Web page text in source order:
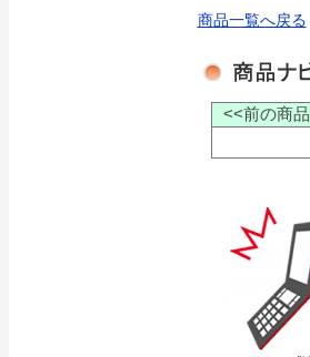
商品一覧へ戻る
<<前の商品